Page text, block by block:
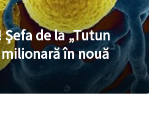
Şefa de la „Tutun
milionară în nouă